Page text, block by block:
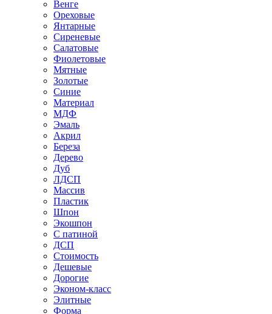
Венге
Ореховые
Янтарные
Сиреневые
Салатовые
Фиолетовые
Мятные
Золотые
Синие
Материал
МДФ
Эмаль
Акрил
Береза
Дерево
Дуб
ЛДСП
Массив
Пластик
Шпон
Экошпон
С патиной
ДСП
Стоимость
Дешевые
Дорогие
Эконом-класс
Элитные
Форма